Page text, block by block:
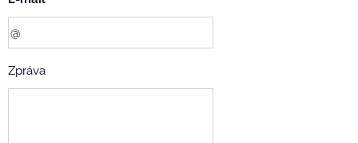
Zpráva